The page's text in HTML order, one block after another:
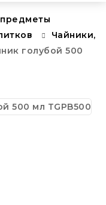
Чайники,
голубой 500